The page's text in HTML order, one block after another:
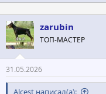
zarubin
ТОП-МАСТЕР
31.05.2026